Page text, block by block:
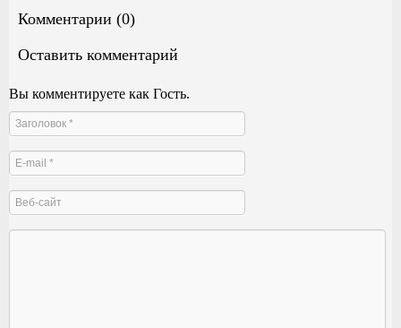
Комментарии (0)
Оставить комментарий
Вы комментируете как Гость.